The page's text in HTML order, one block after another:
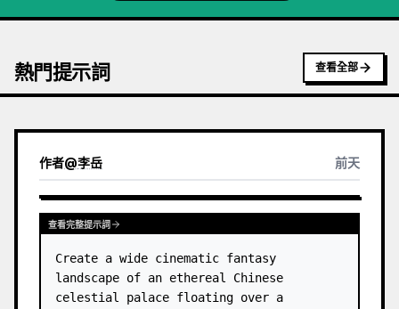
熱門提示詞 查看全部
作者@李岳 前天
查看完整提示詞
Create a wide cinematic fantasy
landscape of an ethereal Chinese
celestial palace floating over a